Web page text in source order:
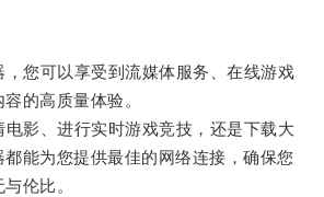
您可以享受到流媒体服务、在线游戏
的高质量体验。
、进行实时游戏竞技，还是下载大
能为您提供最佳的网络连接，确保您
伦比。